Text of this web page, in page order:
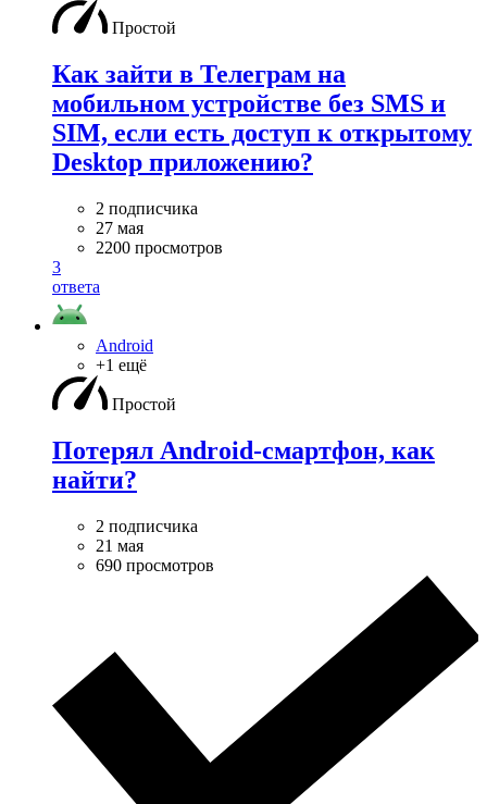
Простой
Как зайти в Телеграм на
мобильном устройстве без SMS и
SIM, если есть доступ к открытому
Desktop приложению?
2 подписчика
27 мая
2200 просмотров
3
ответа
Android
+1 ещё
Простой
Потерял Android-смартфон, как
найти?
2 подписчика
21 мая
690 просмотров